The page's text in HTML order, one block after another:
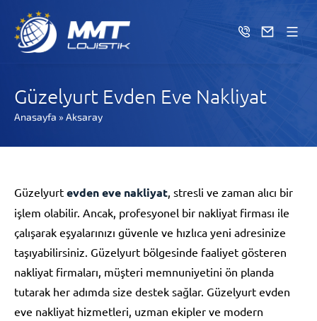
Güzelyurt Evden Eve Nakliyat
Anasayfa » Aksaray
Güzelyurt evden eve nakliyat, stresli ve zaman alıcı bir
işlem olabilir. Ancak, profesyonel bir nakliyat firması ile
çalışarak eşyalarınızı güvenle ve hızlıca yeni adresinize
taşıyabilirsiniz. Güzelyurt bölgesinde faaliyet gösteren
nakliyat firmaları, müşteri memnuniyetini ön planda
tutarak her adımda size destek sağlar. Güzelyurt evden
eve nakliyat hizmetleri, uzman ekipler ve modern